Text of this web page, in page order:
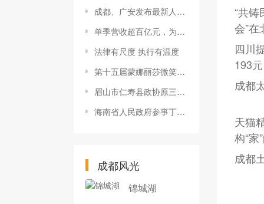
成都、广安发布最新人事任免
单季营收超百亿元，为何蔚来还是增收不增利？
法律有尺度 执行有温度
第十五届蒙娜丽莎微笑节822全川专场直播活动圆满成功
眉山市仁寿县政协原三级调研员王建明 严重违纪违法被开除党籍和公职
海南省人民政府参事丁式江接受纪律审查和监察调查
成都风光
锦城湖
“共
会”
四川
193元
成都
天猫
构“
成都